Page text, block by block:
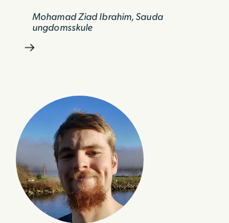
Mohamad Ziad Ibrahim, Sauda
ungdomsskule